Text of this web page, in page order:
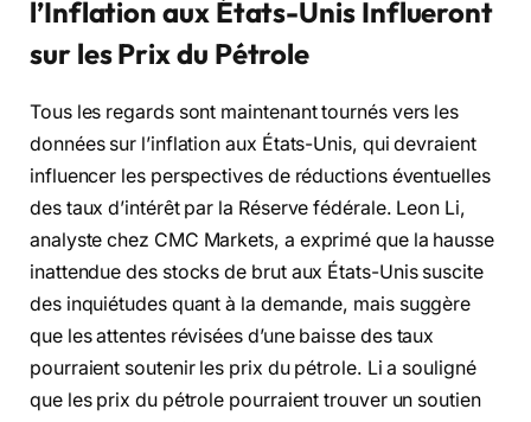
l’Inflation aux États-Unis Influeront
sur les Prix du Pétrole
Tous les regards sont maintenant tournés vers les
données sur l’inflation aux États-Unis, qui devraient
influencer les perspectives de réductions éventuelles
des taux d’intérêt par la Réserve fédérale. Leon Li,
analyste chez CMC Markets, a exprimé que la hausse
inattendue des stocks de brut aux États-Unis suscite
des inquiétudes quant à la demande, mais suggère
que les attentes révisées d’une baisse des taux
pourraient soutenir les prix du pétrole. Li a souligné
que les prix du pétrole pourraient trouver un soutien